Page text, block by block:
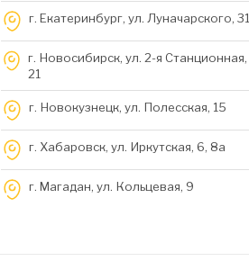
г. Екатеринбург, ул. Луначарского, 31
г. Новосибирск, ул. 2-я Станционная,
21
г. Новокузнецк, ул. Полесская, 15
г. Хабаровск, ул. Иркутская, 6, 8a
г. Магадан, ул. Кольцевая, 9